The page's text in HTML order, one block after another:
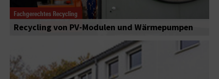
Fachgerechtes Recycling
Recycling von PV-Modulen und Wärmepumpen